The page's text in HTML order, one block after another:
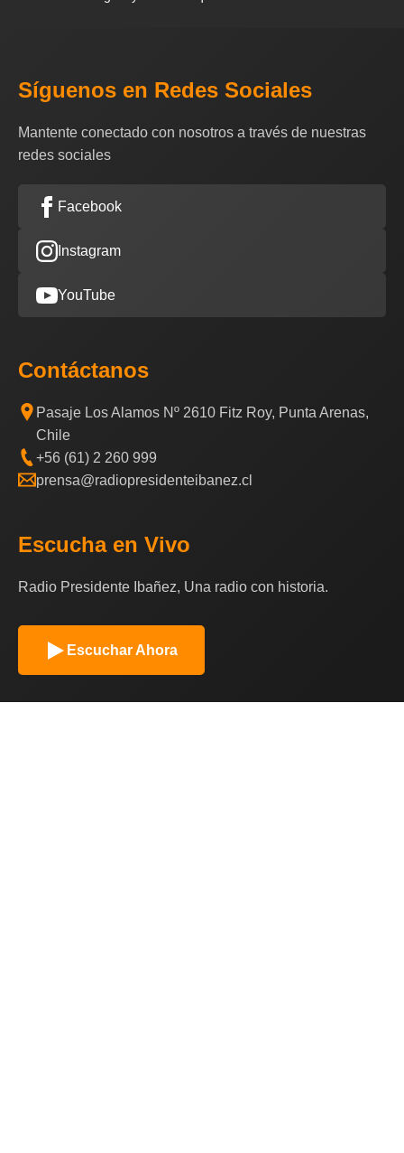
Síguenos en Redes Sociales
Mantente conectado con nosotros a través de nuestras
redes sociales
Facebook
Instagram
YouTube
Contáctanos
Pasaje Los Alamos Nº 2610 Fitz Roy, Punta Arenas,
Chile
+56 (61) 2 260 999
prensa@radiopresidenteibanez.cl
Escucha en Vivo
Radio Presidente Ibañez, Una radio con historia.
Escuchar Ahora